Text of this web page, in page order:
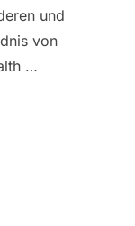
und
von
…